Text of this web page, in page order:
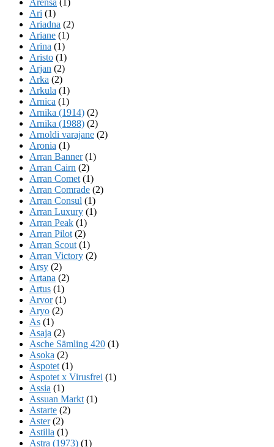
Ari (1)
Ariadna (2)
Ariane (1)
Arina (1)
Aristo (1)
Arjan (2)
Arka (2)
Arkula (1)
Arnica (1)
Arnika (1914) (2)
Arnika (1988) (2)
Arnoldi varajane (2)
Aronia (1)
Arran Banner(1)
Arran Cairn (2)
Arran Comet (1)
Arran Comrade (2)
Arran Consul (1)
Arran Luxury (1)
Arran Peak (1)
Arran Pilot (2)
Arran Scout (1)
Arran Victory (2)
Arsy (2)
Artana (2)
Artus (1)
Arvor(1)
Aryo (2)
As (1)
Asaja (2)
Asche Sämling 420 (1)
Asoka (2)
Aspotet (1)
Aspotet x Virusfrei (1)
Assia (1)
Assuan Markt (1)
Astarte (2)
Aster(2)
Astilla (1)
Astra (1973) (1)